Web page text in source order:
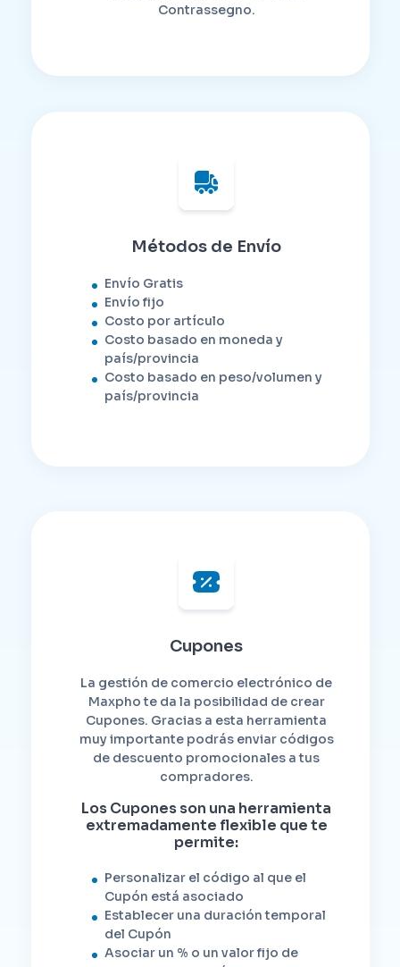
Contrassegno.
Métodos de Envío
Envío Gratis
Envío fijo
Costo por artículo
Costo basado en moneda y
país/provincia
Costo basado en peso/volumen y
país/provincia
Cupones
La gestión de comercio electrónico de
Maxpho te da la posibilidad de crear
Cupones. Gracias a esta herramienta
muy importante podrás enviar códigos
de descuento promocionales a tus
compradores.
Los Cupones son una herramienta
extremadamente flexible que te
permite:
Personalizar el código al que el
Cupón está asociado
Establecer una duración temporal
del Cupón
Asociar un % o un valor fijo de